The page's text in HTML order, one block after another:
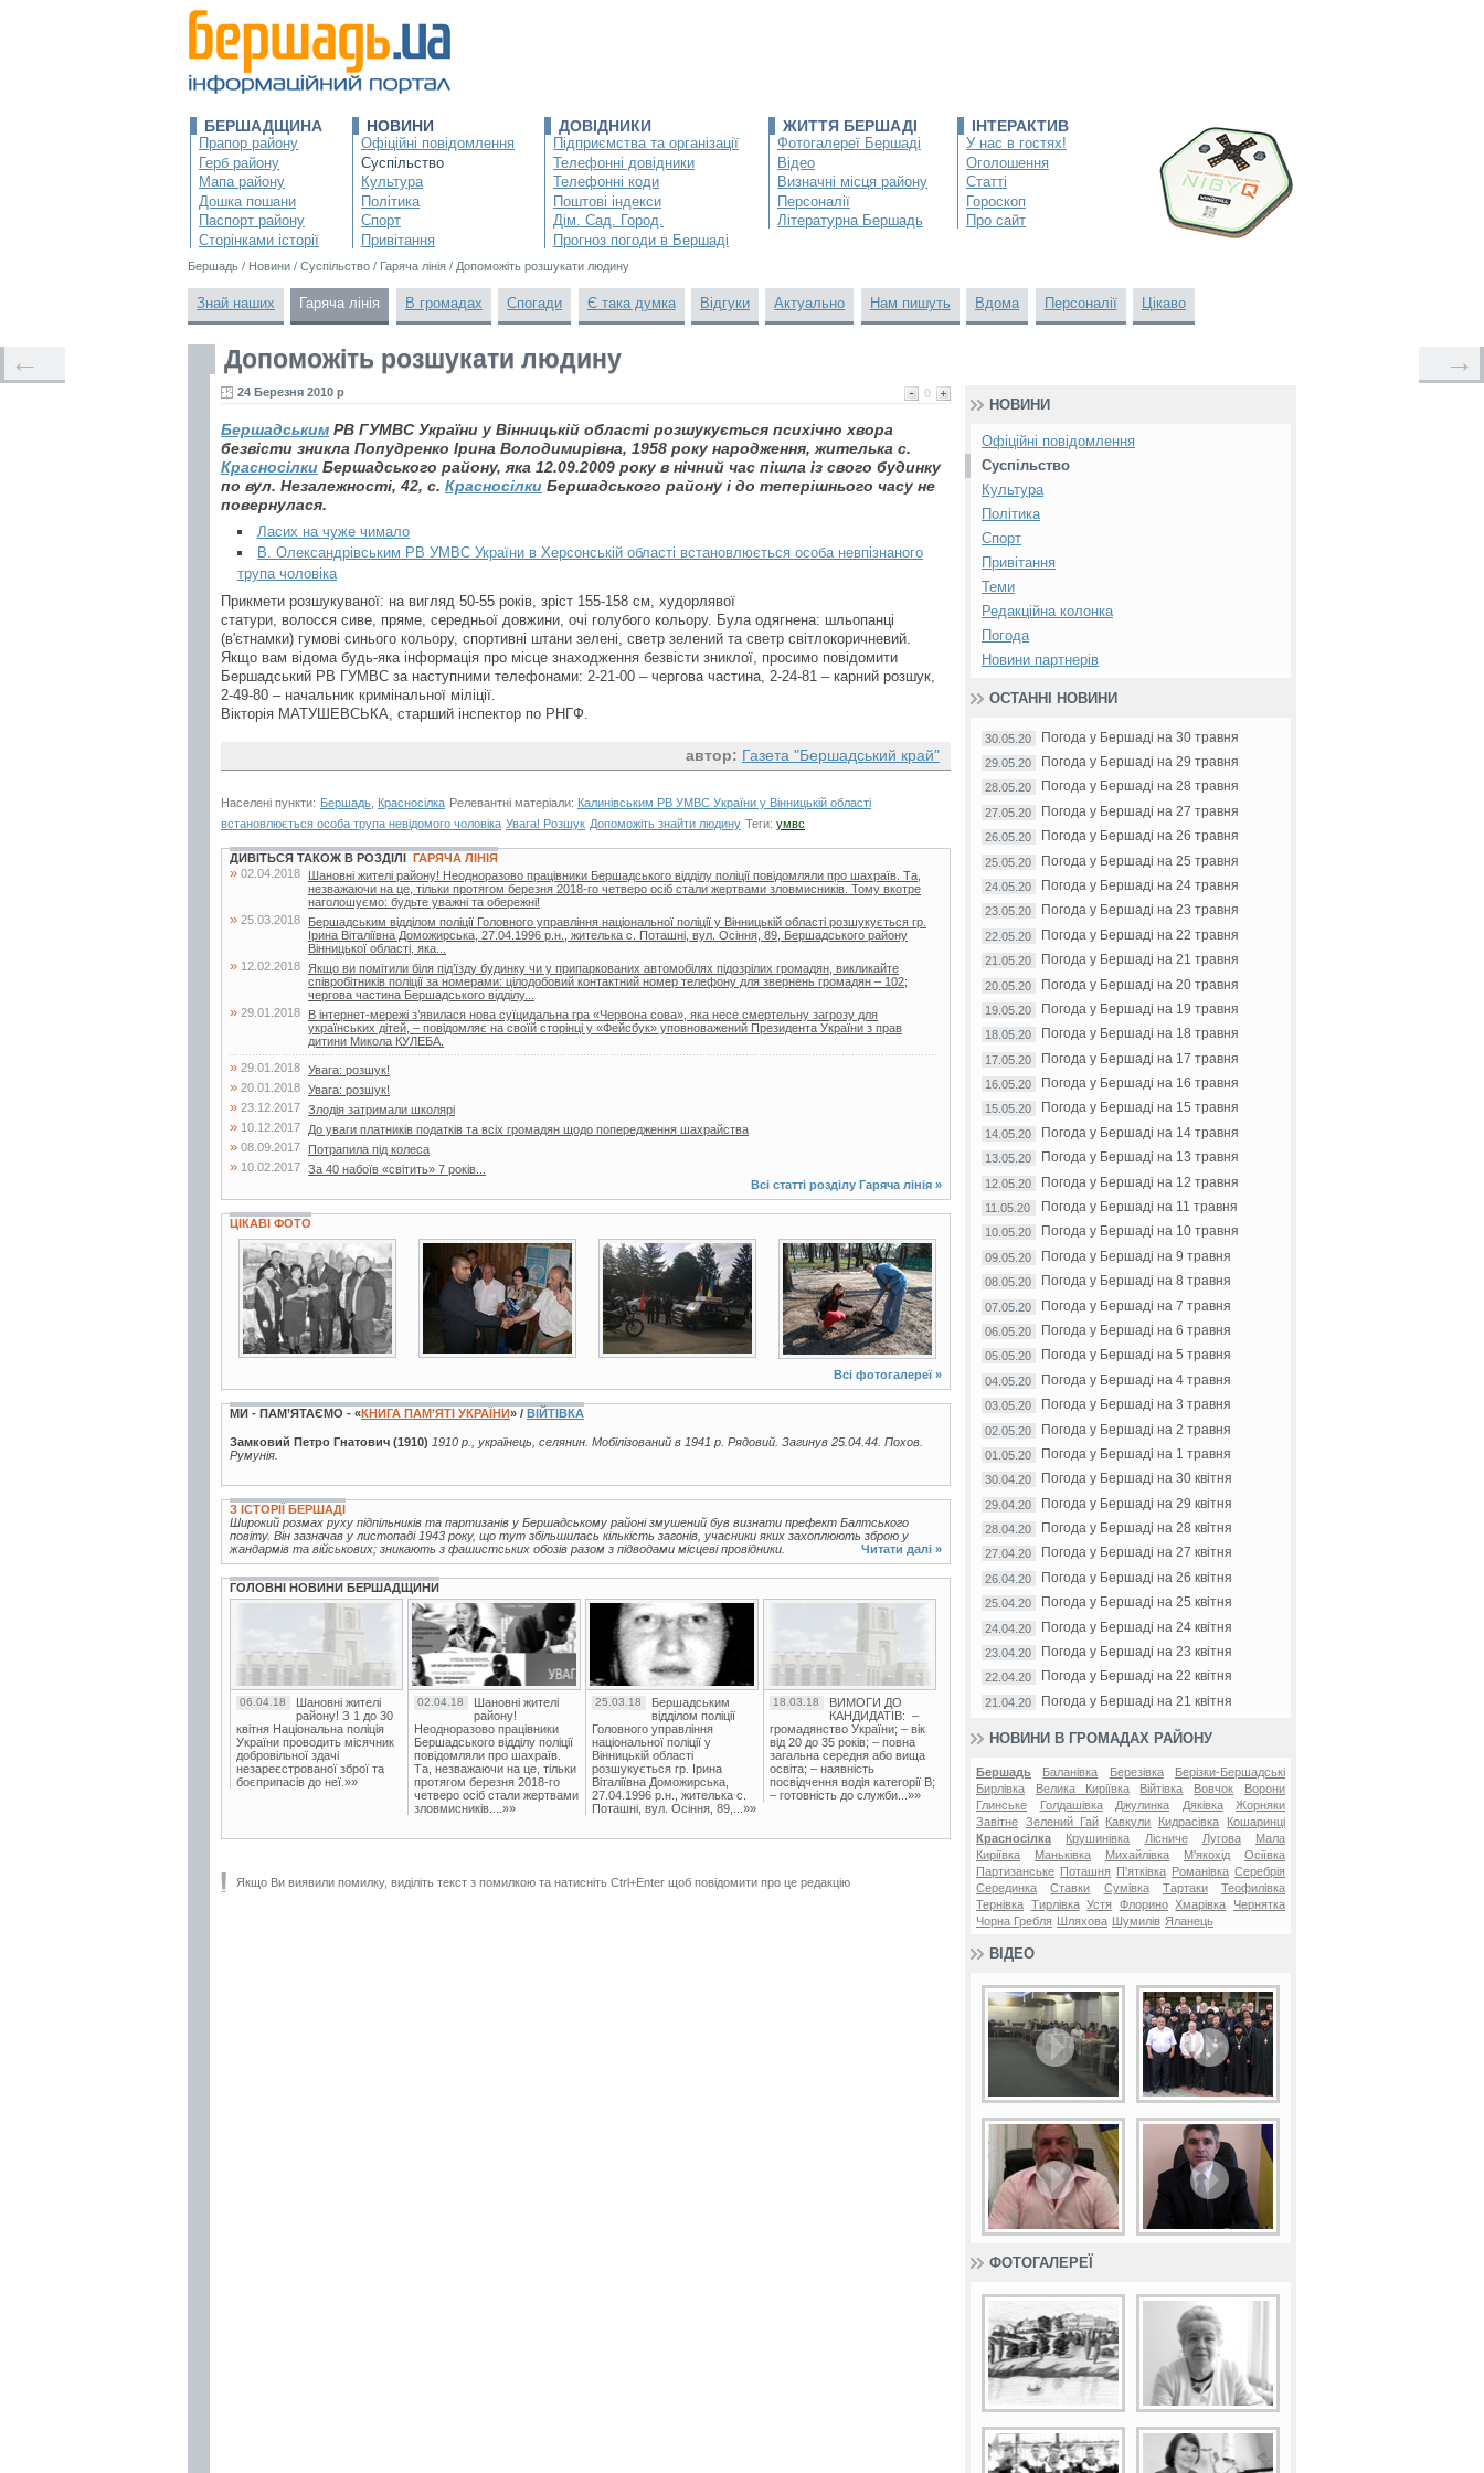
БЕРШАДЩИНА
Прапор району
Герб району
Мапа району
Дошка пошани
Паспорт району
Сторінками історії
НОВИНИ
Офіційні повідомлення
Суспільство
Культура
Політика
Спорт
Привітання
ДОВІДНИКИ
Підприємства та організації
Телефонні довідники
Телефонні коди
Поштові індекси
Дім. Сад. Город.
Прогноз погоди в Бершаді
ЖИТТЯ БЕРШАДІ
Фотогалереї Бершаді
Відео
Визначні місця району
Персоналії
Літературна Бершадь
ІНТЕРАКТИВ
У нас в гостях!
Оголошення
Статті
Гороскоп
Про сайт
Бершадь / Новини / Суспільство / Гаряча лінія / Допоможіть розшукати людину
Знай наших Гаряча лінія В громадах Спогади Є така думка Відгуки Актуально Нам пишуть Вдома Персоналії Цікаво
Допоможіть розшукати людину
0
24 Березня 2010 р
Бершадським РВ ГУМВС України у Вінницькій області розшукується психічно хвора
безвісти зникла Попудренко Ірина Володимирівна, 1958 року народження, жителька с.
Красносілки Бершадського району, яка 12.09.2009 року в нічний час пішла із свого будинку
по вул. Незалежності, 42, с. Красносілки Бершадського району і до теперішнього часу не
повернулася.
Ласих на чуже чимало
В. Олександрівським РВ УМВС України в Херсонській області встановлюється особа невпізнаного
трупа чоловіка
Прикмети розшукуваної: на вигляд 50-55 років, зріст 155-158 см, худорлявої
статури, волосся сиве, пряме, середньої довжини, очі голубого кольору. Була одягнена: шльопанці
(в'єтнамки) гумові синього кольору, спортивні штани зелені, светр зелений та светр світлокоричневий.
Якщо вам відома будь-яка інформація про місце знаходження безвісти зниклої, просимо повідомити
Бершадський РВ ГУМВС за наступними телефонами: 2-21-00 – чергова частина, 2-24-81 – карний розшук,
2-49-80 – начальник кримінальної міліції.
Вікторія МАТУШЕВСЬКА, старший інспектор по РНГФ.
автор: Газета "Бершадський край"
Населені пункти: Бершадь Красносілка Релевантні матеріали: Калинівським РВ УМВС України у Вінницькій області
встановлюється особа трупа невідомого чоловіка Увага! Розшук Допоможіть знайти людину Теги: умвс
← →
ДИВІТЬСЯ ТАКОЖ В РОЗДІЛІ ГАРЯЧА ЛІНІЯ
» 02.04.2018
Шановні жителі району! Неодноразово працівники Бершадського відділу поліції повідомляли про шахраїв. Та,
незважаючи на це, тільки протягом березня 2018-го четверо осіб стали жертвами зловмисників. Тому вкотре
наголошуємо: будьте уважні та обережні!
» 25.03.2018
Бершадським відділом поліції Головного управління національної поліції у Вінницькій області розшукується гр.
Ірина Віталіївна Доможирська, 27.04.1996 р.н., жителька с. Поташні, вул. Осіння, 89, Бершадського району
Вінницької області, яка...
» 12.02.2018
Якщо ви помітили біля під’їзду будинку чи у припаркованих автомобілях підозрілих громадян, викликайте
співробітників поліції за номерами: цілодобовий контактний номер телефону для звернень громадян – 102;
чергова частина Бершадського відділу...
» 29.01.2018
В інтернет-мережі з’явилася нова суїцидальна гра «Червона сова», яка несе смертельну загрозу для
українських дітей, – повідомляє на своїй сторінці у «Фейсбук» уповноважений Президента України з прав
дитини Микола КУЛЕБА.
» 29.01.2018 Увага: розшук!
» 20.01.2018 Увага: розшук!
» 23.12.2017 Злодія затримали школярі
» 10.12.2017 До уваги платників податків та всіх громадян щодо попередження шахрайства
» 08.09.2017 Потрапила під колеса
» 10.02.2017 За 40 набоїв «світить» 7 років...
Всі статті розділу Гаряча лінія »
ЦІКАВІ ФОТО
2 фото 3 фото 4 фото 9 фото
Всі фотогалереї »
МИ - ПАМ’ЯТАЄМО - «КНИГА ПАМ’ЯТІ УКРАЇНИ» / ВІЙТІВКА
Замковий Петро Гнатович (1910) 1910 р., українець, селянин. Мобілізований в 1941 р. Рядовий. Загинув 25.04.44. Похов.
Румунія.
З ІСТОРІЇ БЕРШАДІ
Широкий розмах руху підпільників та партизанів у Бершадському районі змушений був визнати префект Балтського
повіту. Він зазначав у листопаді 1943 року, що тут збільшилась кількість загонів, учасники яких захоплюють зброю у
жандармів та військових; зникають з фашистських обозів разом з підводами місцеві провідники.
Читати далі »
ГОЛОВНІ НОВИНИ БЕРШАДЩИНИ
06.04.18
Шановні жителі
району! З 1 до 30
квітня Національна поліція
України проводить місячник
добровільної здачі
незареєстрованої зброї та
боєприпасів до неї.»»
02.04.18
Шановні жителі
району!
Неодноразово працівники
Бершадського відділу поліції
повідомляли про шахраїв.
Та, незважаючи на це, тільки
протягом березня 2018-го
четверо осіб стали жертвами
зловмисників....»»
25.03.18
Бершадським
відділом поліції
Головного управління
національної поліції у
Вінницькій області
розшукується гр. Ірина
Віталіївна Доможирська,
27.04.1996 р.н., жителька с.
Поташні, вул. Осіння, 89,...»»
18.03.18
ВИМОГИ ДО
КАНДИДАТІВ: –
громадянство України; – вік
від 20 до 35 років; – повна
загальна середня або вища
освіта; – наявність
посвідчення водія категорії В;
– готовність до служби...»»
Якщо Ви виявили помилку, виділіть текст з помилкою та натисніть Ctrl+Enter щоб повідомити про це редакцію
НОВИНИ
Офіційні повідомлення
Суспільство
Культура
Політика
Спорт
Привітання
Теми
Редакційна колонка
Погода
Новини партнерів
ОСТАННІ НОВИНИ
30.05.20 Погода у Бершаді на 30 травня
29.05.20 Погода у Бершаді на 29 травня
28.05.20 Погода у Бершаді на 28 травня
27.05.20 Погода у Бершаді на 27 травня
26.05.20 Погода у Бершаді на 26 травня
25.05.20 Погода у Бершаді на 25 травня
24.05.20 Погода у Бершаді на 24 травня
23.05.20 Погода у Бершаді на 23 травня
22.05.20 Погода у Бершаді на 22 травня
21.05.20 Погода у Бершаді на 21 травня
20.05.20 Погода у Бершаді на 20 травня
19.05.20 Погода у Бершаді на 19 травня
18.05.20 Погода у Бершаді на 18 травня
17.05.20 Погода у Бершаді на 17 травня
16.05.20 Погода у Бершаді на 16 травня
15.05.20 Погода у Бершаді на 15 травня
14.05.20 Погода у Бершаді на 14 травня
13.05.20 Погода у Бершаді на 13 травня
12.05.20 Погода у Бершаді на 12 травня
11.05.20 Погода у Бершаді на 11 травня
10.05.20 Погода у Бершаді на 10 травня
09.05.20 Погода у Бершаді на 9 травня
08.05.20 Погода у Бершаді на 8 травня
07.05.20 Погода у Бершаді на 7 травня
06.05.20 Погода у Бершаді на 6 травня
05.05.20 Погода у Бершаді на 5 травня
04.05.20 Погода у Бершаді на 4 травня
03.05.20 Погода у Бершаді на 3 травня
02.05.20 Погода у Бершаді на 2 травня
01.05.20 Погода у Бершаді на 1 травня
30.04.20 Погода у Бершаді на 30 квітня
29.04.20 Погода у Бершаді на 29 квітня
28.04.20 Погода у Бершаді на 28 квітня
27.04.20 Погода у Бершаді на 27 квітня
26.04.20 Погода у Бершаді на 26 квітня
25.04.20 Погода у Бершаді на 25 квітня
24.04.20 Погода у Бершаді на 24 квітня
23.04.20 Погода у Бершаді на 23 квітня
22.04.20 Погода у Бершаді на 22 квітня
21.04.20 Погода у Бершаді на 21 квітня
НОВИНИ В ГРОМАДАХ РАЙОНУ
Бершадь Баланівка Березівка
Берізки-Бершадські
Бирлівка
Велика Киріївка Війтівка Вовчок
Ворони
Глинське
Голдашівка Джулинка Дяківка
Жорняки
Завітне Зелений Гай Кавкули Кидрасівка
Кошаринці
Красносілка
Крушинівка Лісниче Лугова
Мала
Киріївка
Маньківка Михайлівка М'якохід
Осіївка
Партизанське Поташня П'ятківка Романівка Серебрія
Серединка
Ставки Сумівка Тартаки
Теофилівка
Тернівка Тирлівка Устя Флорино Хмарівка
Чернятка
Чорна Гребля
Шляхова Шумилів Яланець
ВІДЕО
ФОТОГАЛЕРЕЇ